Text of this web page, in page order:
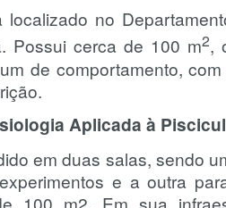
localizado no
Possui cerca de 100 m2,
de comportamento,
Aplicada à
em duas salas, sendo
e a outra
100 m2. Em sua